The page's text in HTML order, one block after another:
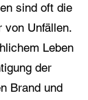
sind oft die
von Unfällen.
Leben
der
Brand und